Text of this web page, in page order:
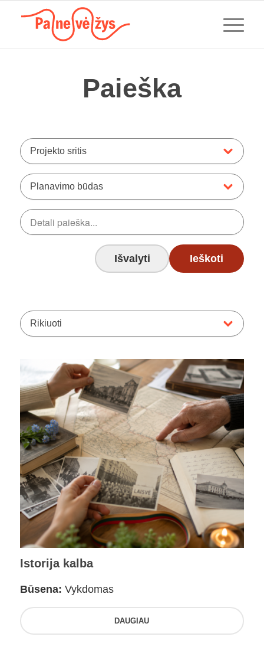
Paieška
Projekto sritis
Planavimo būdas
Išvalyti Ieškoti
Rikiuoti
Istorija kalba
Būsena: Vykdomas
DAUGIAU